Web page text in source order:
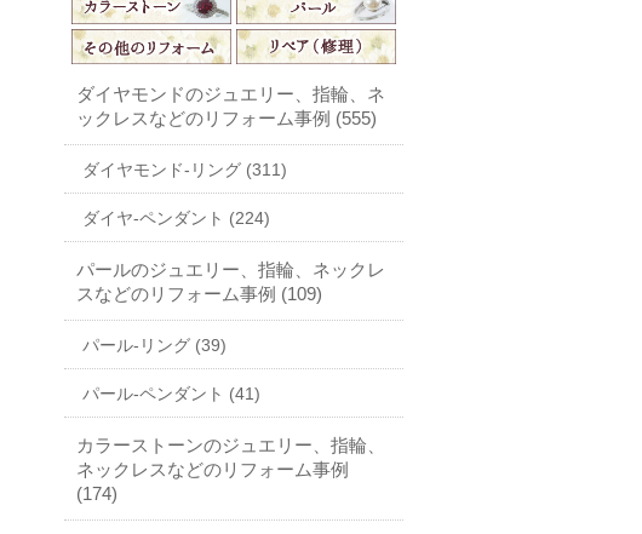
ダイヤモンドのジュエリー、指輪、ネ
ックレスなどのリフォーム事例 (555)
ダイヤモンド-リング (311)
ダイヤ-ペンダント (224)
パールのジュエリー、指輪、ネックレ
スなどのリフォーム事例 (109)
パール-リング (39)
パール-ペンダント (41)
カラーストーンのジュエリー、指輪、
ネックレスなどのリフォーム事例
(174)